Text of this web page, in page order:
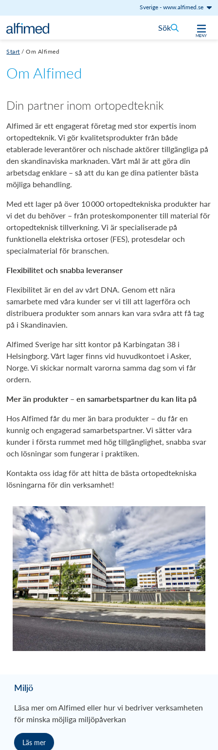
Sverige-www.alfimed.se
Hoppa till innehåll
MENY
Sök
Start / Om Alfimed
Om Alfimed
Din partner inom ortopedteknik
Alfimed är ett engagerat företag med stor expertis inom
ortopedteknik. Vi gör kvalitetsprodukter från både
etablerade leverantörer och nischade aktörer tillgängliga på
den skandinaviska marknaden. Vårt mål är att göra din
arbetsdag enklare – så att du kan ge dina patienter bästa
möjliga behandling.
Med ett lager på över 10 000 ortopedtekniska produkter har
vi det du behöver – från proteskomponenter till material för
ortopedteknisk tillverkning. Vi är specialiserade på
funktionella elektriska ortoser (FES), protesdelar och
specialmaterial för branschen.
Flexibilitet och snabba leveranser
Flexibilitet är en del av vårt DNA. Genom ett nära
samarbete med våra kunder ser vi till att lagerföra och
distribuera produkter som annars kan vara svåra att få tag
på i Skandinavien.
Alfimed Sverige har sitt kontor på Karbingatan 38 i
Helsingborg. Vårt lager finns vid huvudkontoet i Asker,
Norge. Vi skickar normalt varorna samma dag som vi får
ordern.
Mer än produkter – en samarbetspartner du kan lita på
Hos Alfimed får du mer än bara produkter – du får en
kunnig och engagerad samarbetspartner. Vi sätter våra
kunder i första rummet med hög tillgänglighet, snabba svar
och lösningar som fungerar i praktiken.
Kontakta oss idag för att hitta de bästa ortopedtekniska
lösningarna för din verksamhet!
Miljö
Läsa mer om Alfimed eller hur vi bedriver verksamheten
för minska möjliga miljöpåverkan
Läs mer